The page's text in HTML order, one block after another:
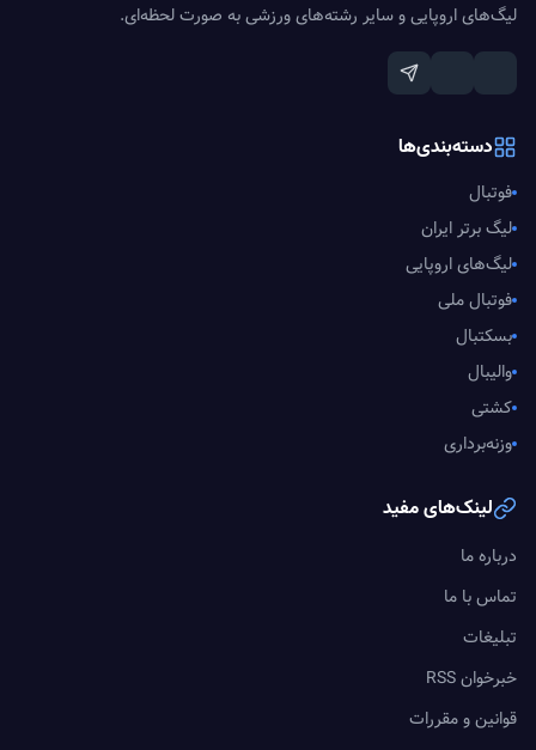
لیگ‌های اروپایی و سایر رشته‌های ورزشی به صورت لحظه‌ای.
دسته‌بندی‌ها
فوتبال
لیگ برتر ایران
لیگ‌های اروپایی
فوتبال ملی
بسکتبال
والیبال
کشتی
وزنه‌برداری
لینک‌های مفید
درباره ما
تماس با ما
تبلیغات
خبرخوان RSS
قوانین و مقررات